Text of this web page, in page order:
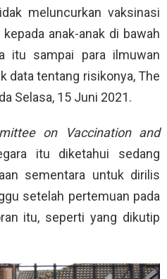
meluncurkan vaksinasi
anak-anak di bawah
itu sampai para ilmuwan
data tentang risikonya, The
Selasa, 15 Juni 2021.
on Vaccination and
itu diketahui sedang
sementara untuk dirilis
setelah pertemuan pada
itu, seperti yang dikutip